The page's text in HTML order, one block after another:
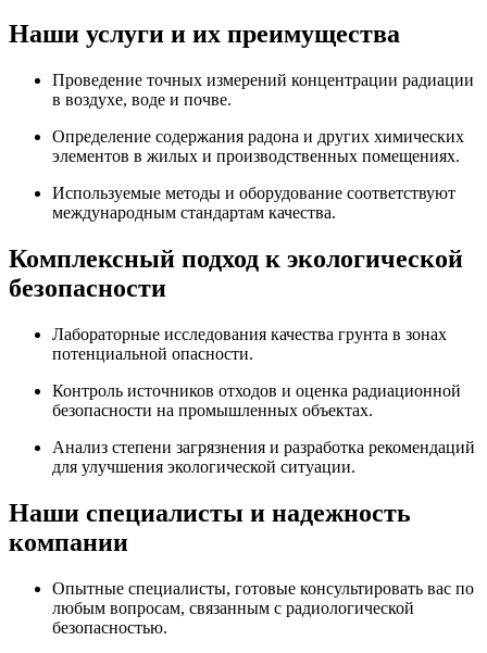
Наши услуги и их преимущества
Проведение точных измерений концентрации радиации
в воздухе, воде и почве.
Определение содержания радона и других химических
элементов в жилых и производственных помещениях.
Используемые методы и оборудование соответствуют
международным стандартам качества.
Комплексный подход к экологической
безопасности
Лабораторные исследования качества грунта в зонах
потенциальной опасности.
Контроль источников отходов и оценка радиационной
безопасности на промышленных объектах.
Анализ степени загрязнения и разработка рекомендаций
для улучшения экологической ситуации.
Наши специалисты и надежность
компании
Опытные специалисты, готовые консультировать вас по
любым вопросам, связанным с радиологической
безопасностью.